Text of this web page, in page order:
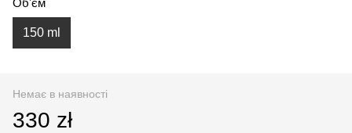
150 ml
Немає в наявності
330 zł